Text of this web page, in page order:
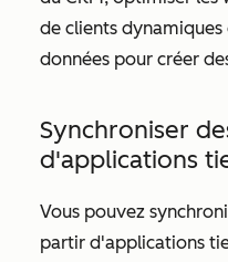
de clients
données pour créer
Synchroniser
d'applications
Vous pouvez
partir d'applications